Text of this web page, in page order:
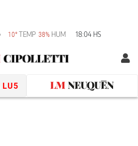
10° TEMP 38% HUM 18:04 HS
LU5